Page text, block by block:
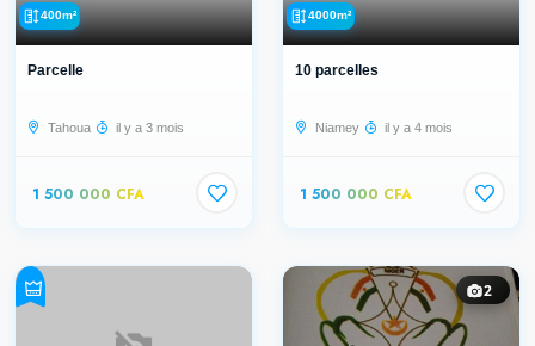
400m²
Parcelle
Tahoua il y a 3 mois
1 500 000 CFA
4000m²
10 parcelles
Niamey il y a 4 mois
1 500 000 CFA
2